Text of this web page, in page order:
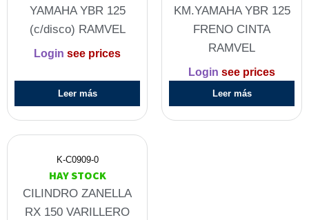
YAMAHA YBR 125
(c/disco) RAMVEL
Login see prices
Leer más
KM.YAMAHA YBR 125
FRENO CINTA
RAMVEL
Login see prices
Leer más
K-C0909-0
HAY STOCK
CILINDRO ZANELLA
RX 150 VARILLERO